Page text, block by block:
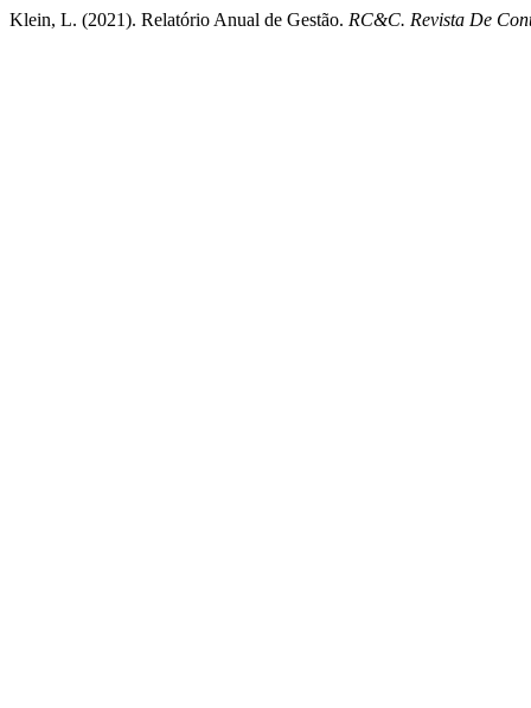
Klein, L. (2021). Relatório Anual de Gestão. RC&C. Revista De